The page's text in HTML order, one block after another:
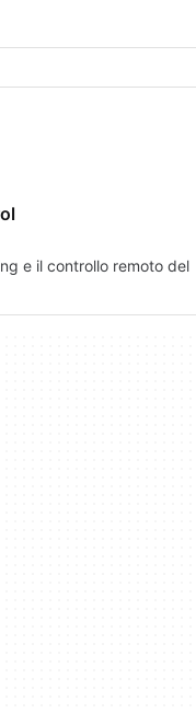
e il controllo remoto del